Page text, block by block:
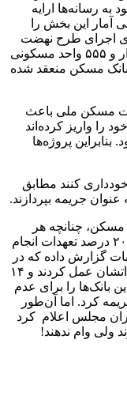
به رسانه‌ها ارایه
آمار این بخش را
اجرای طرح نهضت
ملی مسکن تاکنون، قرارداد ساخت ۳۸۰ هزار و ۵۵۵ واحد مسکونی
تومان در بانک مسکن منعقد شده
مسکن ملی باعث
خود را واریز کرده‌اند
منعقد شود. بنابراین پروژه‌ها
کنند مطابق
جهش تولید مسکن، چنانچه هر
بانکی به تعهدات خود در این طرح عمل نکند ۲۰ درصد تعهدات انجام
گزارش داده که در
سال اول اجرای قانون فقط ۱۱ بانک به تعهداتشان عمل کردند و ۱۴
بانک‌ها را برای عدم
میلیارد جریمه کرد. اما آن‌طور
مجلس اعلام کرد
ولی وام ندهند!